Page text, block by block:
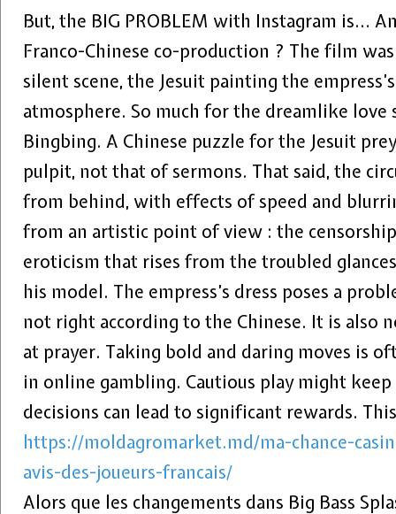
But, the BIG PROBLEM with Instagram is…
Franco-Chinese co-production ? The film
silent scene, the Jesuit painting the
atmosphere. So much for the dreamlike love
Bingbing. A Chinese puzzle for the Jesuit
pulpit, not that of sermons. That said, the
from behind, with effects of speed and
from an artistic point of view : the censorship
eroticism that rises from the troubled
his model. The empress’s dress poses a
not right according to the Chinese. It is also
at prayer. Taking bold and daring moves is
in online gambling. Cautious play might
decisions can lead to significant rewards.
https://moldagromarket.md/ma-chance-
avis-des-joueurs-francais/
Alors que les changements dans Big Bass